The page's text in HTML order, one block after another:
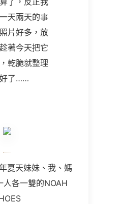
天兩天的事
片好多，放
著今天把它
乾脆就整理
了……
夏天妹妹、我、媽
人各一雙的NOAH